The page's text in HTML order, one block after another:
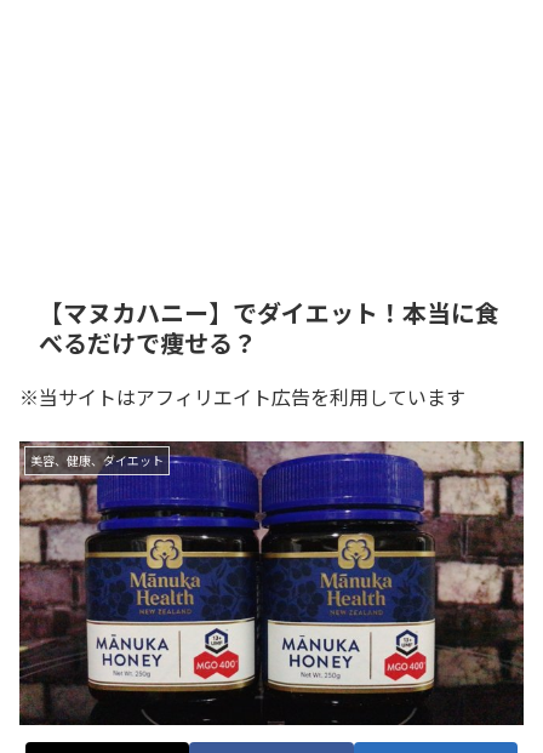
【マヌカハニー】でダイエット！本当に食
べるだけで痩せる？
※当サイトはアフィリエイト広告を利用しています
美容、健康、ダイエット